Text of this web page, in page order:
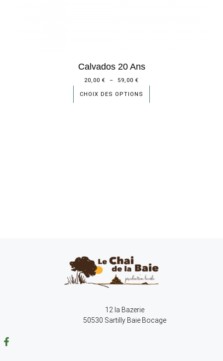
Calvados 20 Ans
20,00 € – 59,00 €
CHOIX DES OPTIONS
12 la Bazerie
50530 Sartilly Baie Bocage